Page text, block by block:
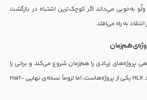
به‌خوبی می‌داند اگر کوچک‌ترین اشتباه در بازگشت
به راه می‌افتد.
پروژه‌های زیادی را هم‌زمان شروع می‌کند و برخی را
نیمه‌راه کنار می‌گذارد. شاید HLX یکی از پروژه‌هاست، اما لزوماً نسخه‌ی نهایی Half-